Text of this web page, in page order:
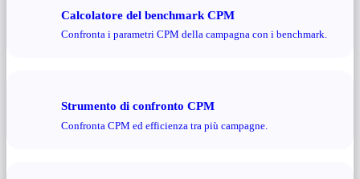
Calcolatore del benchmark CPM
Confronta i parametri CPM della campagna con i benchmark.
Strumento di confronto CPM
Confronta CPM ed efficienza tra più campagne.